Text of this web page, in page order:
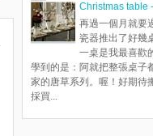
Christmas table
再過一個月就要
瓷器推出了好幾
一桌是我最喜歡
學到的是：阿就把整張桌子
家的唐草系列。喔！好期待
採買...